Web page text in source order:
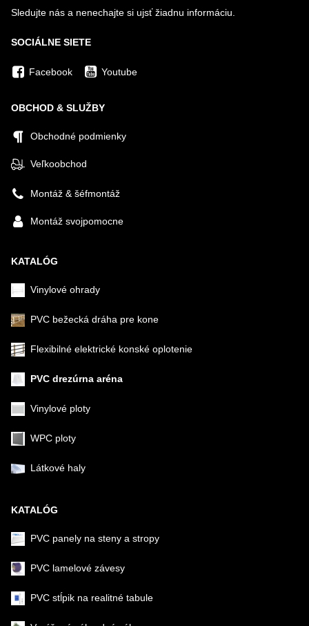
Sledujte nás a nenechajte si ujsť žiadnu informáciu.
SOCIÁLNE SIETE
Facebook Youtube
OBCHOD & SLUŽBY
Obchodné podmienky
Veľkoobchod
Montáž & šéfmontáž
Montáž svojpomocne
KATALÓG
Vinylové ohrady
PVC bežecká dráha pre kone
Flexibilné elektrické konské oplotenie
PVC drezúrna aréna
Vinylové ploty
WPC ploty
Látkové haly
KATALÓG
PVC panely na steny a stropy
PVC lamelové závesy
PVC stĺpik na realitné tabule